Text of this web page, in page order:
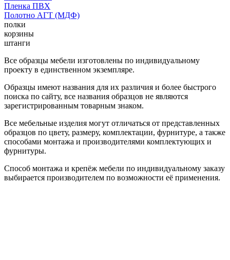
Пленка ПВХ
Полотно АГТ (МДФ)
полки
корзины
штанги
Все образцы мебели изготовлены по индивидуальному
проекту в единственном экземпляре.
Образцы имеют названия для их различия и более быстрого
поиска по сайту, все названия образцов не являются
зарегистрированным товарным знаком.
Все мебельные изделия могут отличаться от представленных
образцов по цвету, размеру, комплектации, фурнитуре, а также
способами монтажа и производителями комплектующих и
фурнитуры.
Способ монтажа и крепёж мебели по индивидуальному заказу
выбирается производителем по возможности её применения.